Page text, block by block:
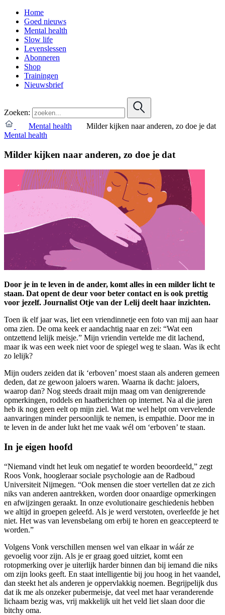
Home
Goed nieuws
Mental health
Slow life
Levenslessen
Abonneren
Shop
Trainingen
Nieuwsbrief
Zoeken:
Mental health
Milder kijken naar anderen, zo doe je dat
Mental health
Milder kijken naar anderen, zo doe je dat
Door je in te leven in de ander, komt alles in een milder licht te
staan. Dat opent de deur voor beter contact en is ook prettig
voor jezelf. Journalist Otje van der Lelij deelt haar inzichten.
Toen ik elf jaar was, liet een vriendinnetje een foto van mij aan haar
oma zien. De oma keek er aandachtig naar en zei: “Wat een
ontzettend lelijk meisje.” Mijn vriendin vertelde me dit lachend,
maar ik was een week niet voor de spiegel weg te slaan. Was ik echt
zo lelijk?
Mijn ouders zeiden dat ik ‘erboven’ moest staan als anderen gemeen
deden, dat ze gewoon jaloers waren. Waarna ik dacht: jaloers,
waarop dan? Nog steeds draait mijn maag om van denigrerende
opmerkingen, roddels en haatberichten op internet. Na al die jaren
heb ik nog geen eelt op mijn ziel. Wat me wel helpt om vervelende
aanvaringen minder persoonlijk te nemen, is empathie. Door me in
te leven in de ander lukt het me vaak wél om ‘erboven’ te staan.
In je eigen hoofd
“Niemand vindt het leuk om negatief te worden beoordeeld,” zegt
Roos Vonk, hoogleraar sociale psychologie aan de Radboud
Universiteit Nijmegen. “Ook mensen die stoer vertellen dat ze zich
niks van anderen aantrekken, worden door onaardige opmerkingen
en afwijzingen geraakt. In onze evolutionaire geschiedenis hebben
we altijd in groepen geleefd. Als je werd verstoten, overleefde je het
niet. Het was van levensbelang om erbij te horen en geaccepteerd te
worden.”
Volgens Vonk verschillen mensen wel van elkaar in wáár ze
gevoelig voor zijn. Als je er graag goed uitziet, komt een
rotopmerking over je uiterlijk harder binnen dan bij iemand die niks
om zijn looks geeft. En staat intelligentie bij jou hoog in het vaandel,
dan steekt het als anderen je oppervlakkig noemen. Begrijpelijk dus
dat ik me als onzeker pubermeisje, dat veel met haar veranderende
lichaam bezig was, vrij makkelijk uit het veld liet slaan door die
bitchy oma.